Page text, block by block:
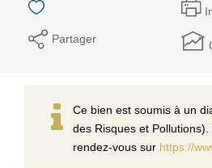
Partager
Ce bien est soumis à un
des Risques et Pollutions).
rendez-vous sur https://